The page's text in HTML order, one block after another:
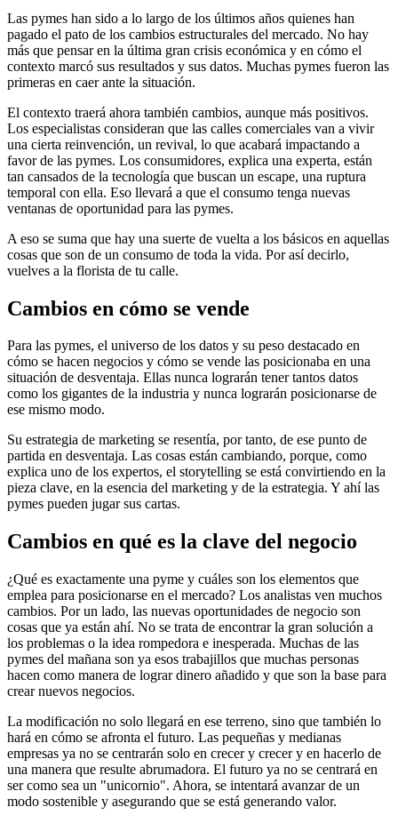
Las pymes han sido a lo largo de los últimos años quienes han
pagado el pato de los cambios estructurales del mercado. No hay
más que pensar en la última gran crisis económica y en cómo el
contexto marcó sus resultados y sus datos. Muchas pymes fueron las
primeras en caer ante la situación.
El contexto traerá ahora también cambios, aunque más positivos.
Los especialistas consideran que las calles comerciales van a vivir
una cierta reinvención, un revival, lo que acabará impactando a
favor de las pymes. Los consumidores, explica una experta, están
tan cansados de la tecnología que buscan un escape, una ruptura
temporal con ella. Eso llevará a que el consumo tenga nuevas
ventanas de oportunidad para las pymes.
A eso se suma que hay una suerte de vuelta a los básicos en aquellas
cosas que son de un consumo de toda la vida. Por así decirlo,
vuelves a la florista de tu calle.
Cambios en cómo se vende
Para las pymes, el universo de los datos y su peso destacado en
cómo se hacen negocios y cómo se vende las posicionaba en una
situación de desventaja. Ellas nunca lograrán tener tantos datos
como los gigantes de la industria y nunca lograrán posicionarse de
ese mismo modo.
Su estrategia de marketing se resentía, por tanto, de ese punto de
partida en desventaja. Las cosas están cambiando, porque, como
explica uno de los expertos, el storytelling se está convirtiendo en la
pieza clave, en la esencia del marketing y de la estrategia. Y ahí las
pymes pueden jugar sus cartas.
Cambios en qué es la clave del negocio
¿Qué es exactamente una pyme y cuáles son los elementos que
emplea para posicionarse en el mercado? Los analistas ven muchos
cambios. Por un lado, las nuevas oportunidades de negocio son
cosas que ya están ahí. No se trata de encontrar la gran solución a
los problemas o la idea rompedora e inesperada. Muchas de las
pymes del mañana son ya esos trabajillos que muchas personas
hacen como manera de lograr dinero añadido y que son la base para
crear nuevos negocios.
La modificación no solo llegará en ese terreno, sino que también lo
hará en cómo se afronta el futuro. Las pequeñas y medianas
empresas ya no se centrarán solo en crecer y crecer y en hacerlo de
una manera que resulte abrumadora. El futuro ya no se centrará en
ser como sea un "unicornio". Ahora, se intentará avanzar de un
modo sostenible y asegurando que se está generando valor.